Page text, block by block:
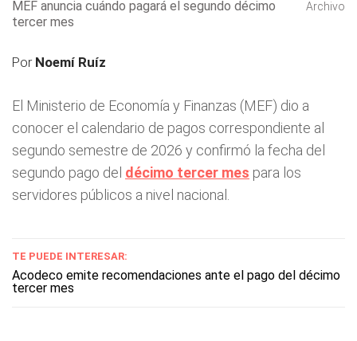
MEF anuncia cuándo pagará el segundo décimo
tercer mes
Archivo
Por Noemí Ruíz
El Ministerio de Economía y Finanzas (MEF) dio a
conocer el calendario de pagos correspondiente al
segundo semestre de 2026 y confirmó la fecha del
segundo pago del décimo tercer mes para los
servidores públicos a nivel nacional.
TE PUEDE INTERESAR:
Acodeco emite recomendaciones ante el pago del décimo
tercer mes